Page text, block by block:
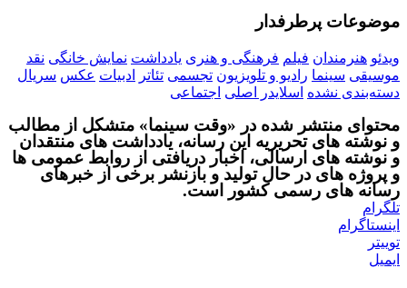
موضوعات پرطرفدار
ویدئو هنرمندان فیلم فرهنگی و هنری یادداشت نمایش خانگی نقد
موسیقی سینما رادیو و تلویزیون تجسمی تئاتر ادبیات عکس سریال
دسته‌بندی نشده اسلایدر اصلی اجتماعی
محتوای منتشر شده در «وقت سینما» متشکل از مطالب
و نوشته های تحریریه این رسانه، یادداشت های منتقدان
و نوشته های ارسالی، اخبار دریافتی از روابط عمومی ها
و پروژه های در حال تولید و بازنشر برخی از خبرهای
رسانه های رسمی کشور است.
تلگرام
اینستاگرام
توییتر
ایمیل